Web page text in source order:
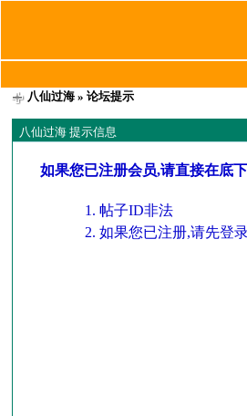
八仙过海 » 论坛提示
八仙过海 提示信息
如果您已注册会员,请直接在底
帖子ID非法
如果您已注册,请先登